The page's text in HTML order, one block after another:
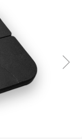
Next